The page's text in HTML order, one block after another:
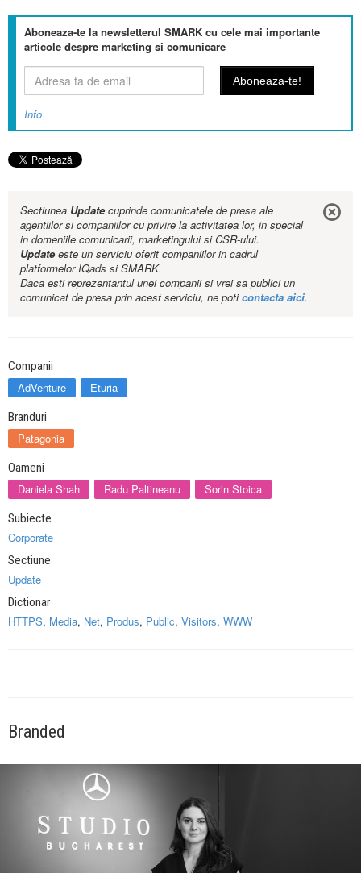
Aboneaza-te la newsletterul SMARK cu cele mai importante
articole despre marketing si comunicare
Info
Sectiunea Updatecuprinde comunicatele de presa ale
agentiilor si companiilor cu privire la activitatea lor, in special
in domeniile comunicarii, marketingului si CSR-ului.
Updateeste un serviciu oferit companiilor in cadrul
platformelor IQads si SMARK.
Daca esti reprezentantul unei companii si vrei sa publici un
comunicat de presa prin acest serviciu, ne poticontacta aici.
Companii
AdVenture Eturia
Branduri
Patagonia
Oameni
Daniela Shah Radu Paltineanu Sorin Stoica
Subiecte
Corporate
Sectiune
Update
Dictionar
HTTPS, Media, Net, Produs, Public, Visitors, WWW
Branded